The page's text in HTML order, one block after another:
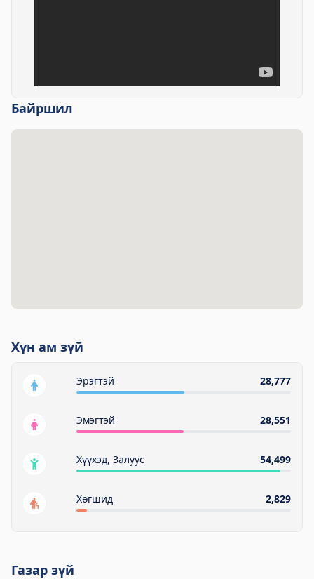
Байршил
Хүн ам зүй
Эрэгтэй 28,777
Эмэгтэй 28,551
Хүүхэд, Залуус 54,499
Хөгшид 2,829
Газар зүй